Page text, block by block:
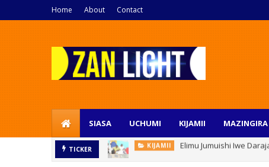
Home About Contact
SIASA UCHUMI KIJAMII MAZINGIRA
TICKER
Utelekezaji Wa Watoto Ndani Ya